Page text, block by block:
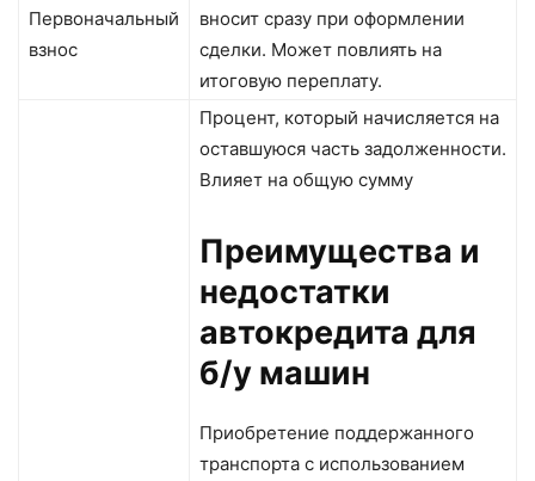
Первоначальный
взнос
вносит сразу при оформлении
сделки. Может повлиять на
итоговую переплату.
Процент, который начисляется на
оставшуюся часть задолженности.
Влияет на общую сумму
Преимущества и
недостатки
автокредита для
б/у машин
Приобретение поддержанного
транспорта с использованием